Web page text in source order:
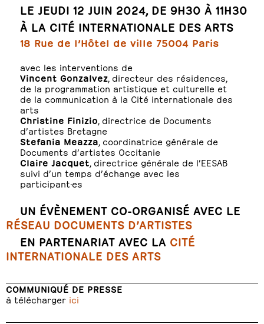
LE JEUDI 12 JUIN 2024, DE 9H30 À 11H30
À LA CITÉ INTERNATIONALE DES ARTS
18 Rue de l’Hôtel de ville 75004 Paris
avec les interventions de
Vincent Gonzalvez , directeur des résidences,
de la programmation artistique et culturelle et
de la communication à la Cité internationale des
arts
Christine Finizio , directrice de Documents
d’artistes Bretagne
Stefania Meazza , coordinatrice générale de
Documents d’artistes Occitanie
Claire Jacquet , directrice générale de l’EESAB
suivi d’un temps d’échange avec les
participant·es
UN ÉVÈNEMENT CO-ORGANISÉ AVEC LE
RÉSEAU DOCUMENTS D’ARTISTES
EN PARTENARIAT AVEC LA CITÉ
INTERNATIONALE DES ARTS
COMMUNIQUÉ DE PRESSE
à télécharger ici